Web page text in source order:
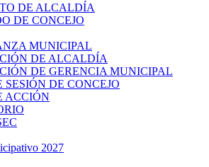
DE ALCALDÍA
DE CONCEJO
MUNICIPAL
DE ALCALDÍA
DE GERENCIA MUNICIPAL
SESIÓN DE CONCEJO
ACCIÓN
2027